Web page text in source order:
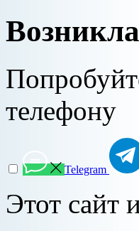
телефону
Telegram
Этот сайт